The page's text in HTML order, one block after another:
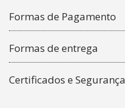
Formas de Pagamento
Formas de entrega
Certificados e Segurança